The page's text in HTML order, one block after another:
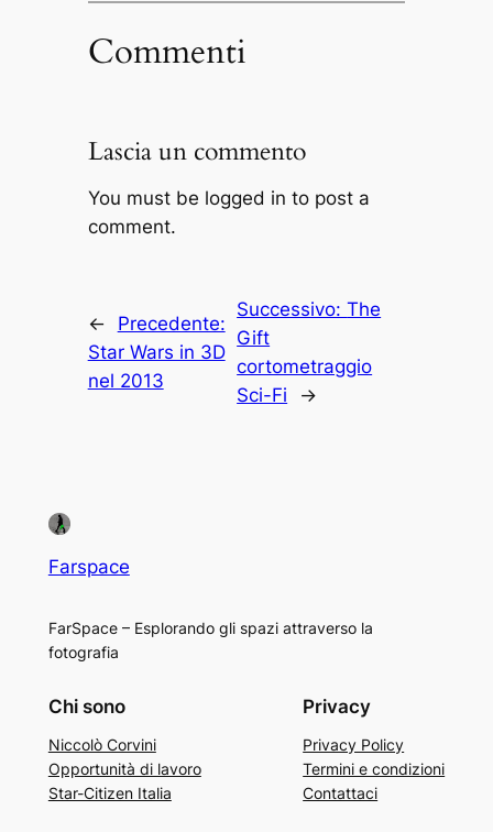
Commenti
Lascia un commento
You must be logged in to post a
comment.
←
Precedente:
Star Wars in 3D
nel 2013
Successivo:The
Gift
cortometraggio
Sci-Fi
→
Farspace
FarSpace – Esplorando gli spazi attraverso la
fotografia
Chi sono
Niccolò Corvini
Opportunità di lavoro
Star-Citizen Italia
Privacy
Privacy Policy
Termini e condizioni
Contattaci